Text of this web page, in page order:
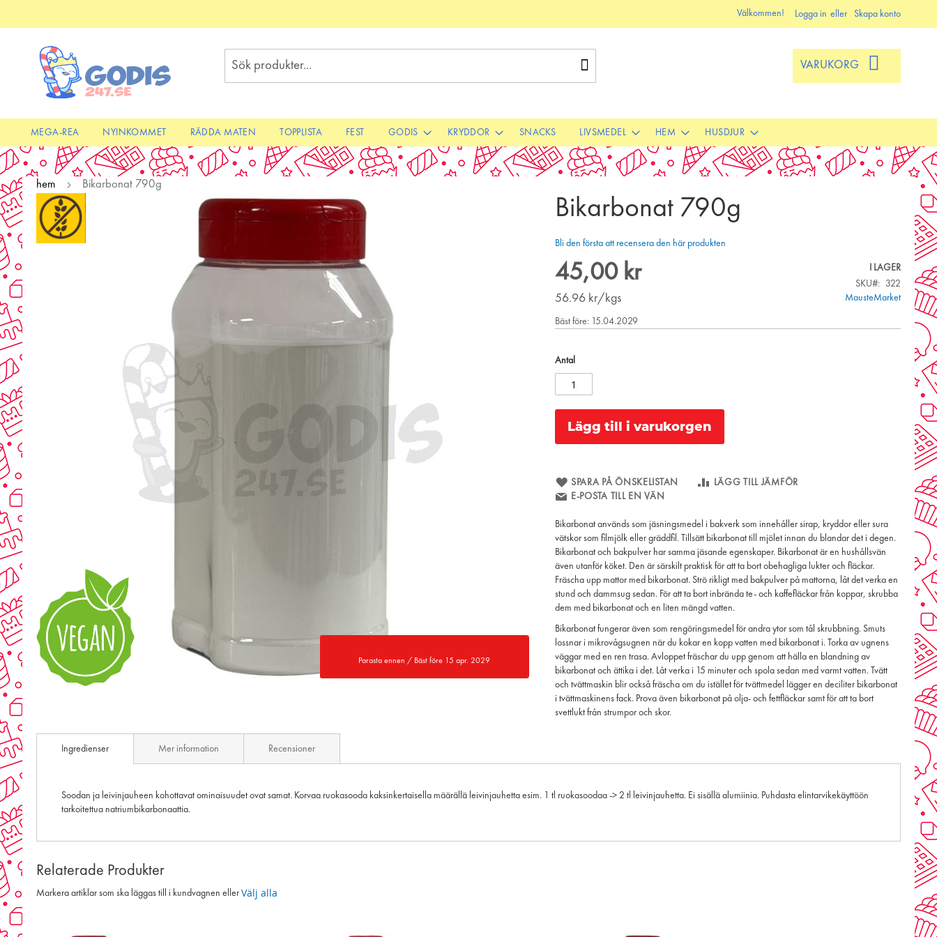
to
Välkommen! Logga in Skapa konto
VARUKORG
MEGA-REA NYINKOMMET RÄDDA MATEN TOPPLISTA FEST GODIS KRYDDOR SNACKS LIVSMEDEL HEM HUSDJUR
hem Bikarbonat 790g
Skip
to
the
end
Parasta ennen / Bäst före 15 apr. 2029
beginning
Bikarbonat 790g
Bli den första att recensera den här produkten
45,00 kr
56.96 kr/kgs
I LAGER
SKU
322
MausteMarket
Bäst före: 15.04.2029
Antal
Lägg till i varukorgen
SPARA PÅ ÖNSKELISTAN
LÄGG TILL JÄMFÖR
E-POSTA TILL EN VÄN
Bikarbonat används som jäsningsmedel i bakverk som innehåller sirap, kryddor eller sura
vätskor som filmjölk eller gräddfil. Tillsätt bikarbonat till mjölet innan du blandar det i degen.
Bikarbonat och bakpulver har samma jäsande egenskaper. Bikarbonat är en hushållsvän
även utanför köket. Den är särskilt praktisk för att ta bort obehagliga lukter och fläckar.
Fräscha upp mattor med bikarbonat. Strö rikligt med bakpulver på mattorna, låt det verka en
stund och dammsug sedan. För att ta bort inbrända te- och kaffefläckar från koppar, skrubba
dem med bikarbonat och en liten mängd vatten.
Bikarbonat fungerar även som rengöringsmedel för andra ytor som tål skrubbning. Smuts
lossnar i mikrovågsugnen när du kokar en kopp vatten med bikarbonat i. Torka av ugnens
väggar med en ren trasa. Avloppet fräschar du upp genom att hälla en blandning av
bikarbonat och ättika i det. Låt verka i 15 minuter och spola sedan med varmt vatten. Tvätt
och tvättmaskin blir också fräscha om du istället för tvättmedel lägger en deciliter bikarbonat
i tvättmaskinens fack. Prova även bikarbonat på olja- och fettfläckar samt för att ta bort
svettlukt från strumpor och skor.
Ingredienser
Soodan ja leivinjauheen kohottavat ominaisuudet ovat samat. Korvaa ruokasooda kaksinkertaisella määrällä leivinjauhetta esim. 1 tl ruokasoodaa -> 2 tl leivinjauhetta. Ei sisällä alumiinia. Puhdasta elintarvikekäyttöön
tarkoitettua natriumbikarbonaattia.
Mer information Recensioner
Relaterade Produkter
Markera artiklar som ska läggas till i kundvagnen eller Välj alla